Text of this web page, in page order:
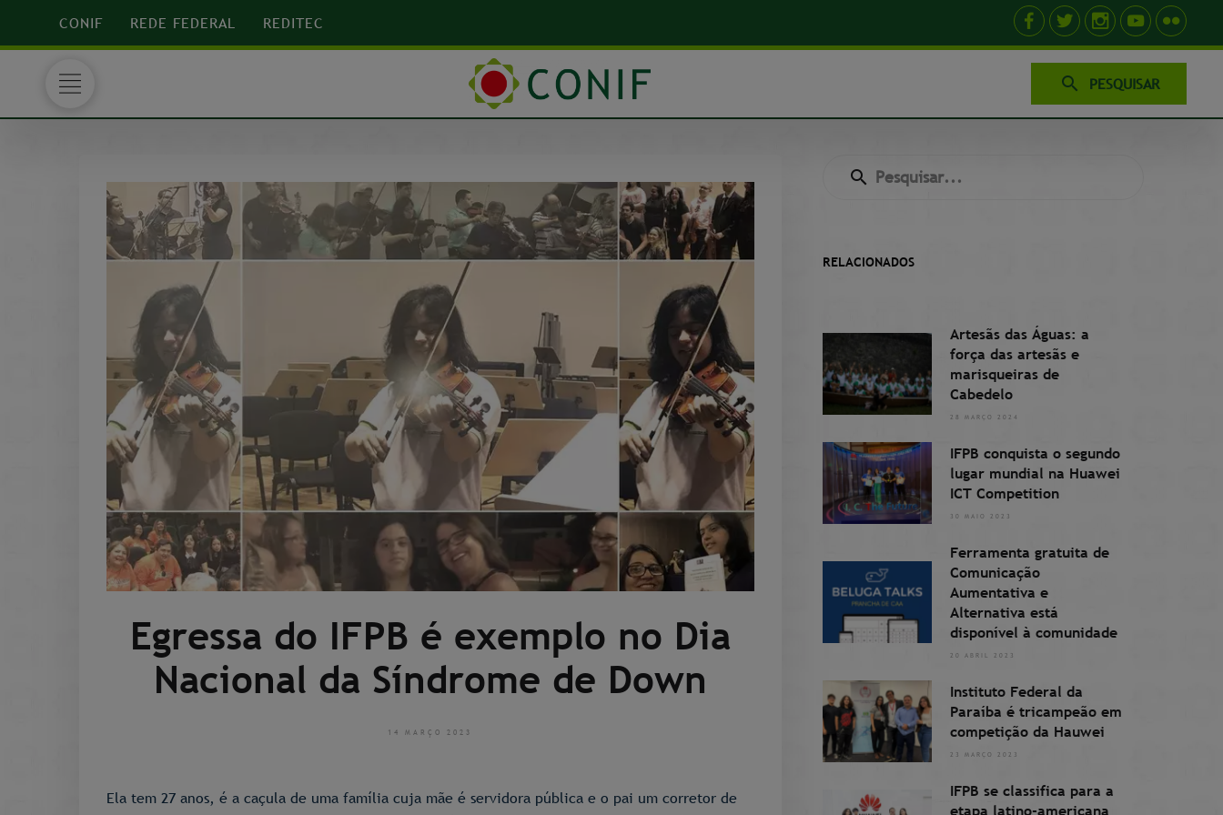
CONIF REDE FEDERAL REDITEC
PESQUISAR
Egressa do IFPB é exemplo no Dia
Nacional da Síndrome de Down
14 MARÇO 2023
Ela tem 27 anos, é a caçula de uma família cuja mãe é servidora pública e o pai um corretor de
RELACIONADOS
Artesãs das Águas: a
força das artesãs e
marisqueiras de
Cabedelo
28 MARÇO 2024
IFPB conquista o segundo
lugar mundial na Huawei
ICT Competition
30 MAIO 2023
Ferramenta gratuita de
Comunicação
Aumentativa e
Alternativa está
disponível à comunidade
20 ABRIL 2023
Instituto Federal da
Paraíba é tricampeão em
competição da Hauwei
23 MARÇO 2023
IFPB se classifica para a
etapa latino-americana